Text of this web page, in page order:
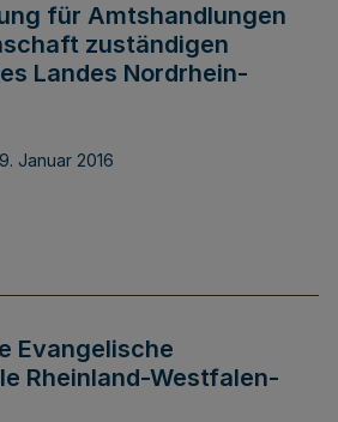
für Amtshandlungen
zuständigen
Landes Nordrhein-
Januar 2016
Evangelische
Rheinland-Westfalen-